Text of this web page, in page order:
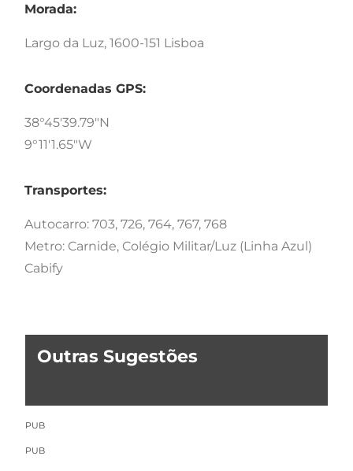
Morada:
Largo da Luz, 1600-151 Lisboa
Coordenadas GPS:
38°45'39.79"N
9°11'1.65"W
Transportes:
Autocarro: 703, 726, 764, 767, 768
Metro: Carnide, Colégio Militar/Luz (Linha Azul)
Cabify
Outras Sugestões
PUB
PUB